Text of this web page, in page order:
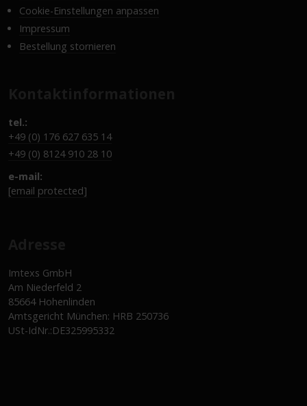
Cookie-Einstellungen anpassen
Impressum
Bestellung stornieren
tel.:
+49 (0) 176 627 635 14
+49 (0) 8124 910 28 10
e-mail:
[email protected]
Imtexs GmbH
Am Niederfeld 2
85664 Hohenlinden
Amtsgericht München: HRB 250736
USt-IdNr.:DE325995332